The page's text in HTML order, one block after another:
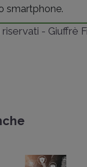
smartphone.
- Giuffrè